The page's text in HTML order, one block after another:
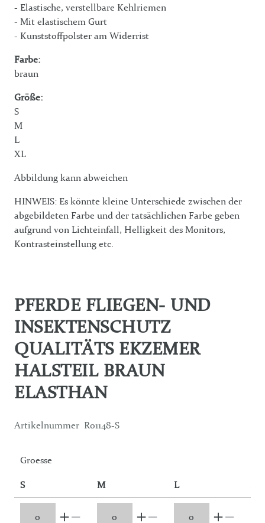
- Elastische, verstellbare Kehlriemen
- Mit elastischem Gurt
- Kunststoffpolster am Widerrist
Farbe:
braun
Größe:
S
M
L
XL
Abbildung kann abweichen
HINWEIS: Es könnte kleine Unterschiede zwischen der
abgebildeten Farbe und der tatsächlichen Farbe geben
aufgrund von Lichteinfall, Helligkeit des Monitors,
Kontrasteinstellung etc.
PFERDE FLIEGEN- UND
INSEKTENSCHUTZ
QUALITÄTS EKZEMER
HALSTEIL BRAUN
ELASTHAN
Artikelnummer R01148-S
Groesse
S M L